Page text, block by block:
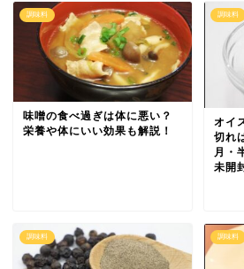
調味料
味噌の食べ過ぎは体に悪い？
栄養や体にいい効果も解説！
調味料
オイ
切れ
月・
未開
調味料 調味料